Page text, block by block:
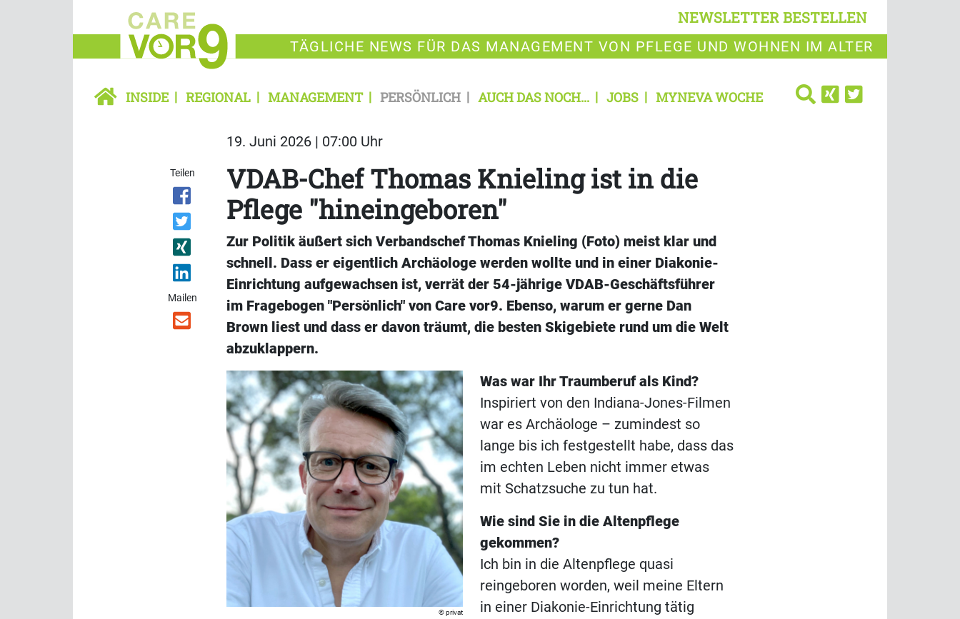
NEWSLETTER BESTELLEN
TÄGLICHE NEWS FÜR DAS MANAGEMENT VON PFLEGE UND WOHNEN IM ALTER
INSIDE REGIONAL MANAGEMENT PERSÖNLICH AUCH DAS NOCH... JOBS MYNEVA WOCHE
19. Juni 2026 | 07:00 Uhr
Teilen
Mailen
VDAB-Chef Thomas Knieling ist in die
Pflege "hineingeboren"
Zur Politik äußert sich Verbandschef Thomas Knieling (Foto) meist klar und
schnell. Dass er eigentlich Archäologe werden wollte und in einer Diakonie-
Einrichtung aufgewachsen ist, verrät der 54-jährige VDAB-Geschäftsführer
im Fragebogen "Persönlich" von Care vor9. Ebenso, warum er gerne Dan
Brown liest und dass er davon träumt, die besten Skigebiete rund um die Welt
abzuklappern.
privat
Was war Ihr Traumberuf als Kind?
Inspiriert von den Indiana-Jones-Filmen
war es Archäologe – zumindest so
lange bis ich festgestellt habe, dass das
im echten Leben nicht immer etwas
mit Schatzsuche zu tun hat.
Wie sind Sie in die Altenpflege
gekommen?
Ich bin in die Altenpflege quasi
reingeboren worden, weil meine Eltern
in einer Diakonie-Einrichtung tätig